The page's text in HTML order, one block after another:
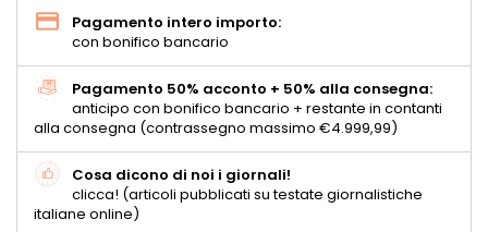
Pagamento intero importo:
con bonifico bancario
Pagamento 50% acconto + 50% alla consegna:
anticipo con bonifico bancario + restante in contanti
alla consegna (contrassegno massimo €4.999,99)
Cosa dicono di noi i giornali!
clicca! (articoli pubblicati su testate giornalistiche
italiane online)